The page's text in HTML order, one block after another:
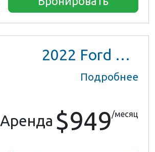
2022 Ford Escape SE Hybrid
Подробнее
Аренда $949/месяц